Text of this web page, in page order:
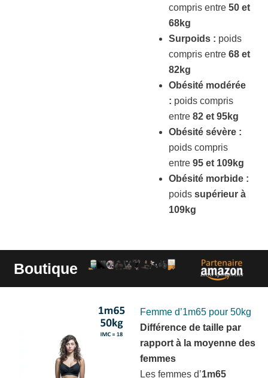
compris entre 50 et
68kg
Surpoids : poids
compris entre 68 et
82kg
Obésité modérée
: poids compris
entre 82 et 95kg
Obésité sévère :
poids compris
entre 95 et 109kg
Obésité morbide :
poids supérieur à
109kg
Boutique Liens sponsorisés
Femme d’1m65 pour 50kg
Différence de taille par
rapport à la moyenne des
femmes
Les femmes d’1m65